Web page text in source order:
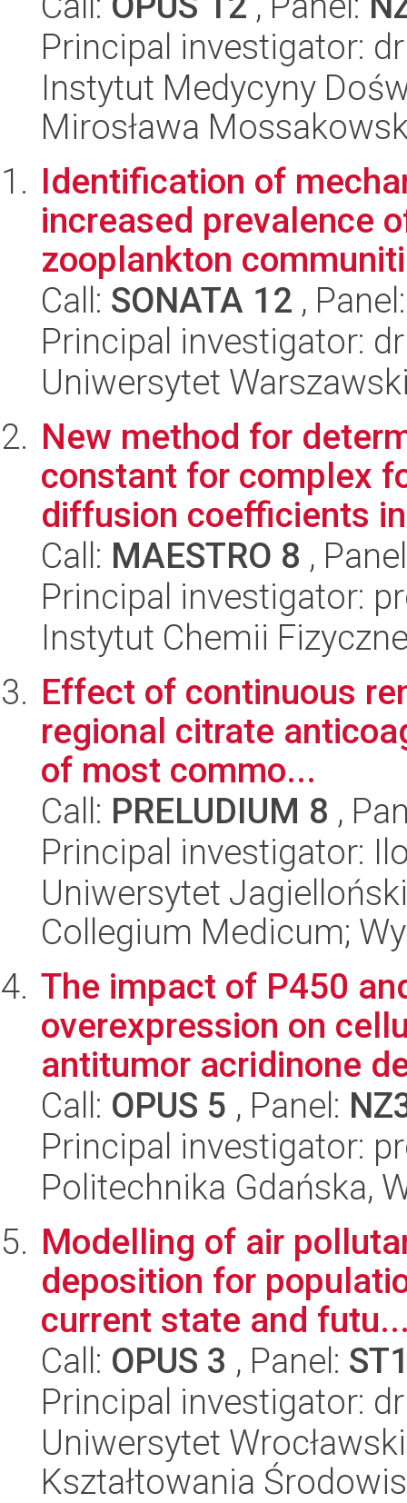
Principal investigator:
Instytut Medycyny
Mirosława
Identification of
increased prevalence
zooplankton
Call: SONATA 12 ,
Principal investigator:
Uniwersytet
New method for
constant for complex
diffusion coefficients
Call: MAESTRO 8 ,
Principal investigator:
Instytut Chemii
Effect of continuous
regional citrate
of most commo...
Call: PRELUDIUM 8 ,
Principal investigator:
Uniwersytet
Collegium Medicum;
The impact of P450
overexpression on
antitumor acridinone
Call: OPUS 5 , Panel:
Principal investigator:
Politechnika Gdańska,
Modelling of air
deposition for
current state and
Call: OPUS 3 , Panel:
Principal investigator:
Uniwersytet
Kształtowania